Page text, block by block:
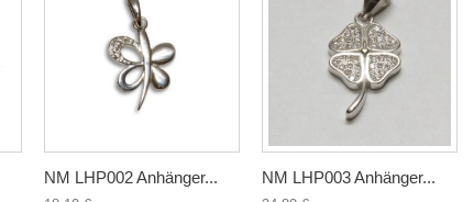
NM LHP002 Anhänger... NM LHP003 Anhänger...